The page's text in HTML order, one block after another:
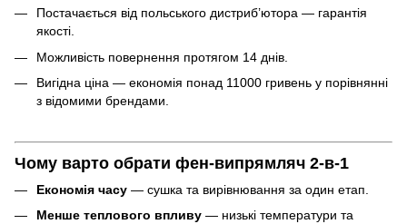
Постачається від польського дистриб’ютора — гарантія
якості.
Можливість повернення протягом 14 днів.
Вигідна ціна — економія понад 11000 гривень у порівнянні
з відомими брендами.
Чому варто обрати фен-випрямляч 2-в-1
Економія часу — сушка та вирівнювання за один етап.
Менше теплового впливу — низькі температури та